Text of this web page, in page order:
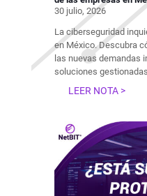
30 julio, 2026
La ciberseguridad
en México. Descubra
las nuevas demandas
soluciones
LEER NOTA >